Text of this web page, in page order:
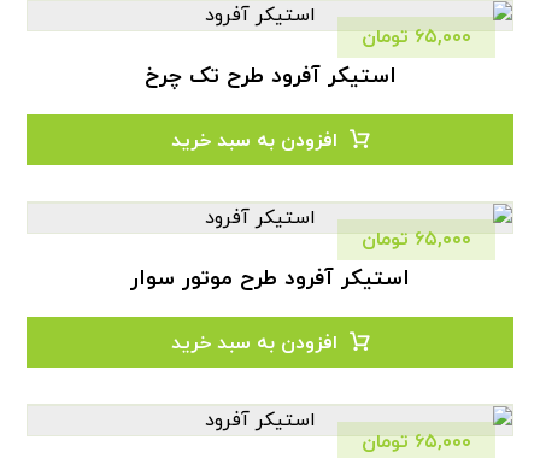
استیکر آفرود طرح تک چرخ
۶۵,۰۰۰ تومان
افزودن به سبد خرید
استیکر آفرود طرح موتور سوار
۶۵,۰۰۰ تومان
افزودن به سبد خرید
۶۵,۰۰۰ تومان